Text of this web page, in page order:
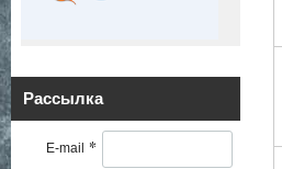
Рассылка
E-mail *